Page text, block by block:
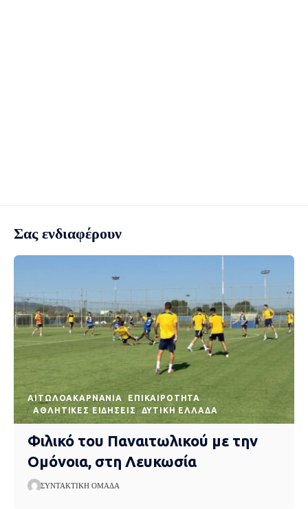
Σας ενδιαφέρουν
AΙΤΩΛΟΑΚΑΡΝΑΝΊΑ
EΠΙΚΑΙΡΌΤΗΤΑ
ΑΘΛΗΤΙΚΈΣ ΕΙΔΉΣΕΙΣ
ΔΥΤΙΚΉ ΕΛΛΆΔΑ
Φιλικό του Παναιτωλικού με την
Ομόνοια, στη Λευκωσία
ΣΥΝΤΑΚΤΙΚΉ ΟΜΆΔΑ